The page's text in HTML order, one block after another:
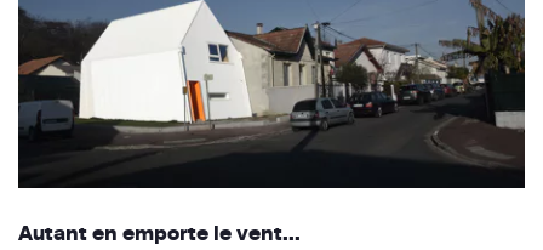
Autant en emporte le vent...